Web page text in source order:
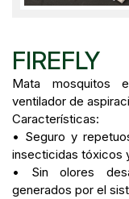
FIREFLY
Mata mosquitos
ventilador de
Características:
• Seguro y
insecticidas tóxicos
• Sin olores
generados por el